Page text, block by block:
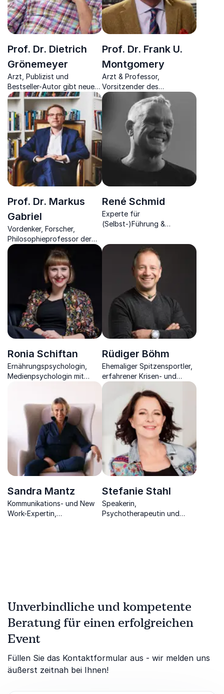
Prof. Dr. Dietrich
Grönemeyer
Arzt, Publizist und
Bestseller-Autor gibt neue
Denkanstöße, das Leben
gesünder zu gestalten für
mehr Lebensqualität
Prof. Dr. Frank U.
Montgomery
Arzt & Professor,
Vorsitzender des
Weltärztebundes - gilt als
einer der profiliertesten
Gesundheitsexperten in
Deutschland
Prof. Dr. Markus
Gabriel
Vordenker, Forscher,
Philosophieprofessor der
Neuzeit & Gegenwart,
Politikberater &
Bestsellerautor
René Schmid
Experte für
(Selbst-)Führung &
Persönlichkeits- &
Teamentwickler,
Sparringcoach &
Mentaltrainer
Ronia Schiftan
Ernährungspsychologin,
Medienpsychologin mit
Zusammenhänge von
Digitalisierung, Gesundheit
und Psychologie
Rüdiger Böhm
Ehemaliger Spitzensportler,
erfahrener Krisen- und
Motivationsexperte, Autor
Sandra Mantz
Kommunikations- und New
Work-Expertin,
Stefanie Stahl
Speakerin,
Psychotherapeutin und
Unverbindliche und kompetente
Beratung für einen erfolgreichen
Event
Füllen Sie das Kontaktformular aus - wir melden uns
äußerst zeitnah bei Ihnen!